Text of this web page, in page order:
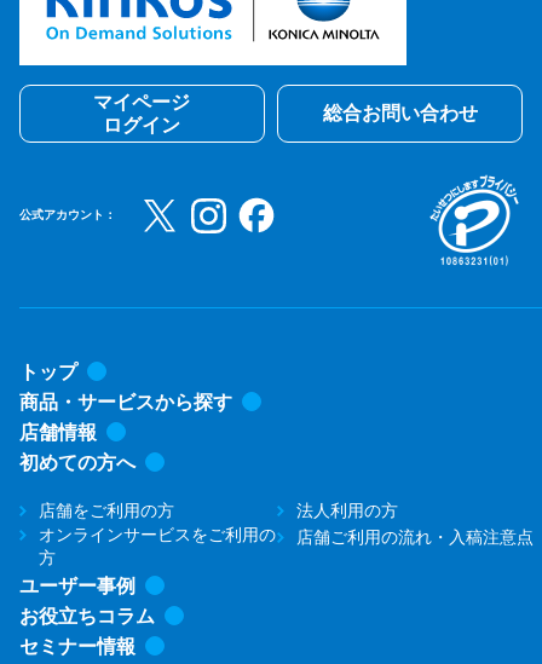
マイページ
ログイン
総合お問い合わせ
公式アカウント：
トップ
商品・サービスから探す
店舗情報
初めての方へ
店舗をご利用の方
法人利用の方
オンラインサービスをご利用の
方
店舗ご利用の流れ・入稿注意点
ユーザー事例
お役立ちコラム
セミナー情報